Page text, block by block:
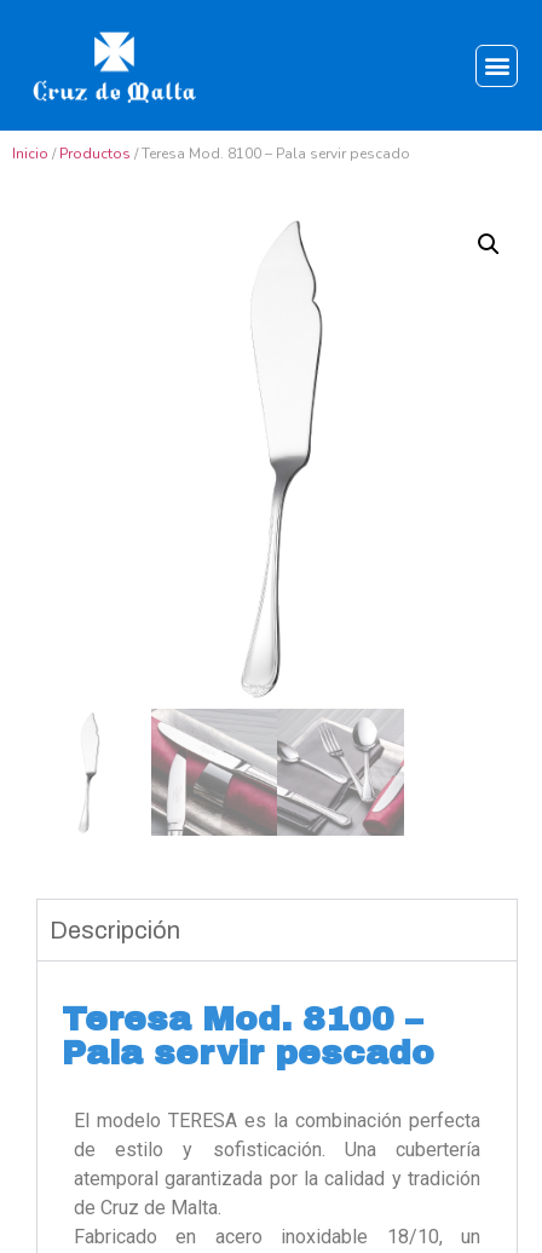
Inicio /Productos / Teresa Mod. 8100 – Pala servir pescado
Descripción
Teresa Mod. 8100 –
Pala servir pescado
El modelo TERESA es la combinación perfecta
de estilo y sofisticación. Una cubertería
atemporal garantizada por la calidad y tradición
de Cruz de Malta.
Fabricado en acero inoxidable 18/10, un